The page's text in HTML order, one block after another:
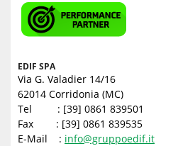
EDIF SPA
Via G. Valadier 14/16
62014 Corridonia (MC)
Tel : [39] 0861 839501
Fax : [39] 0861 839535
E-Mail : info@gruppoedif.it